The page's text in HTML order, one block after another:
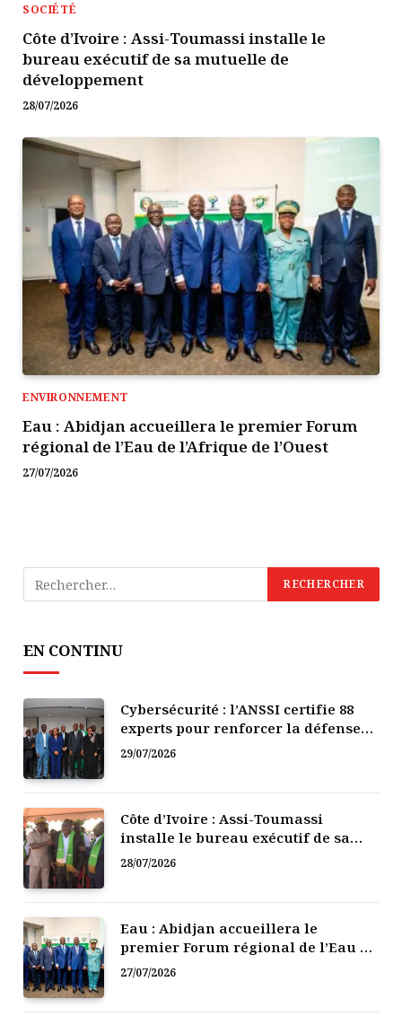
SOCIÉTÉ
Côte d’Ivoire : Assi-Toumassi installe le
bureau exécutif de sa mutuelle de
développement
28/07/2026
ENVIRONNEMENT
Eau : Abidjan accueillera le premier Forum
régional de l’Eau de l’Afrique de l’Ouest
27/07/2026
EN CONTINU
Cybersécurité : l’ANSSI certifie 88
experts pour renforcer la défense
numérique de la Côte d’Ivoire
29/07/2026
Côte d’Ivoire : Assi-Toumassi
installe le bureau exécutif de sa
mutuelle de développement
28/07/2026
Eau : Abidjan accueillera le
premier Forum régional de l’Eau de
l’Afrique de l’Ouest
27/07/2026